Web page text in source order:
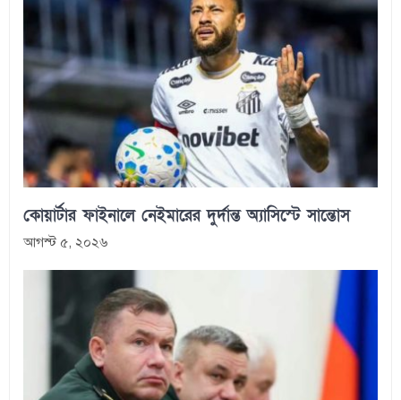
কোয়ার্টার ফাইনালে নেইমারের দুর্দান্ত অ্যাসিস্টে সান্তোস
আগস্ট ৫, ২০২৬